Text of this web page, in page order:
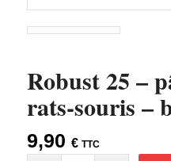
Robust 25 –
rats-souris –
9,90 € TTC